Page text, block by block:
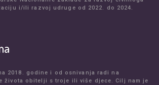
i/ili razvoj udruge od 2022. do 2024.
2018. godine i od osnivanja radi na
života obitelji s troje ili više djece. Cilj nam je